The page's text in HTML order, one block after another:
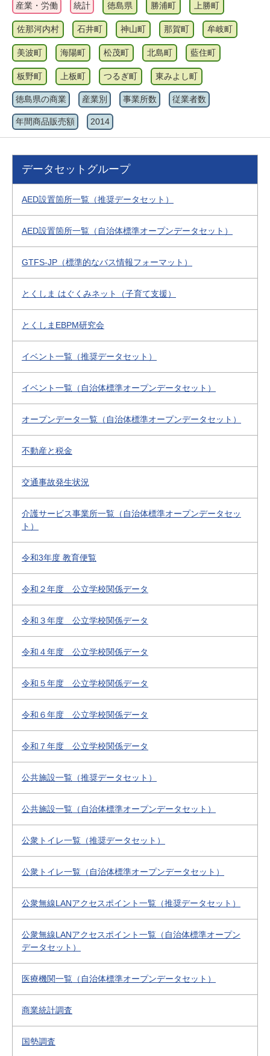
産業・労働 統計 徳島県 勝浦町 上勝町
佐那河内村 石井町 神山町 那賀町 牟岐町
美波町 海陽町 松茂町 北島町 藍住町
板野町 上板町 つるぎ町 東みよし町
徳島県の商業 産業別 事業所数 従業者数
年間商品販売額 2014
データセットグループ
AED設置箇所一覧（推奨データセット）
AED設置箇所一覧（自治体標準オープンデータセット）
GTFS-JP（標準的なバス情報フォーマット）
とくしま はぐくみネット（子育て支援）
とくしまEBPM研究会
イベント一覧（推奨データセット）
イベント一覧（自治体標準オープンデータセット）
オープンデータ一覧（自治体標準オープンデータセット）
不動産と税金
交通事故発生状況
介護サービス事業所一覧（自治体標準オープンデータセッ
ト）
令和3年度 教育便覧
令和２年度 公立学校関係データ
令和３年度 公立学校関係データ
令和４年度 公立学校関係データ
令和５年度 公立学校関係データ
令和６年度 公立学校関係データ
令和７年度 公立学校関係データ
公共施設一覧（推奨データセット）
公共施設一覧（自治体標準オープンデータセット）
公衆トイレ一覧（推奨データセット）
公衆トイレ一覧（自治体標準オープンデータセット）
公衆無線LANアクセスポイント一覧（推奨データセット）
公衆無線LANアクセスポイント一覧（自治体標準オープン
データセット）
医療機関一覧（自治体標準オープンデータセット）
商業統計調査
国勢調査